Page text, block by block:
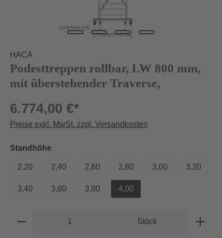
HACA
Podesttreppen rollbar, LW 800 mm,
mit überstehender Traverse,
6.774,00 €*
Preise exkl. MwSt. zzgl. Versandkosten
Standhöhe
2,20 2,40 2,60 2,80 3,00 3,20
3,40 3,60 3,80 4,00
Produkt Anzahl: Gib den gewünschten
Stück